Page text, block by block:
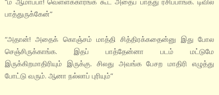
பாத்துருக்கேன்”
“அதான்! அதைக் கொஞ்சம் மாத்தி சித்திரக்கதைன்னு இது போல
செஞ்சிருக்காங்க. இதப் பாத்தேன்னா படம் மட்டுமே
இருக்கிறமாதிரியும் இருக்கு. சிலது அவங்க பேசற மாதிரி எழுத்து
போட்டு வரும். ஆனா நல்லாப் புரியும்”